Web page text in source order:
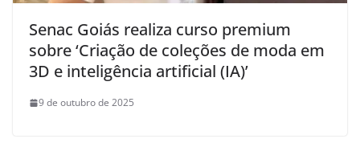
Senac Goiás realiza curso premium
sobre ‘Criação de coleções de moda em
3D e inteligência artificial (IA)’
9 de outubro de 2025